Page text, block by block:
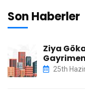
Son Haberler
Ziya
25th